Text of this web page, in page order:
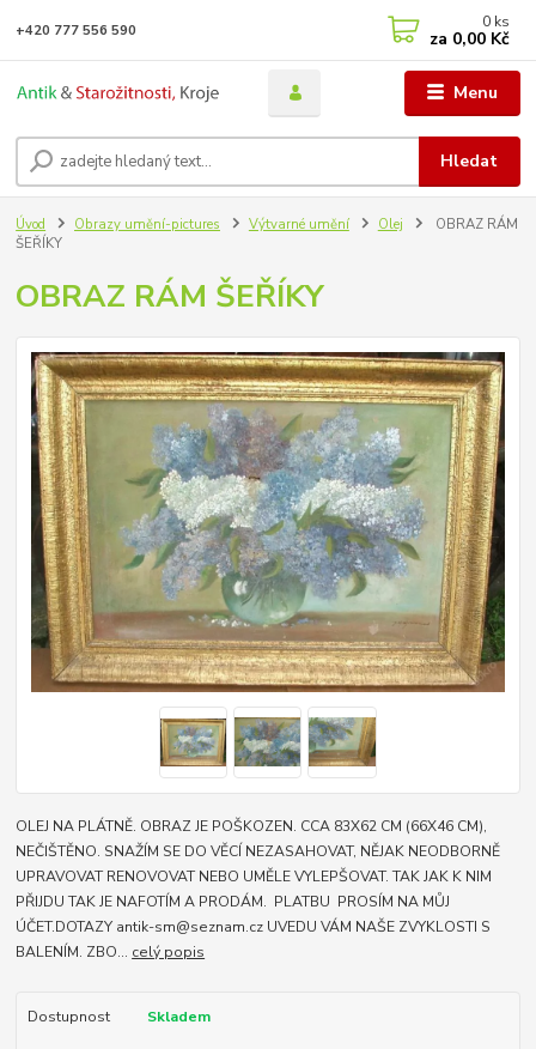
Menu
Hledat
+420 777 556 590 0 ks
za 0,00 Kč
Úvod Obrazy umění-pictures Výtvarné umění Olej
OBRAZ RÁM
ŠEŘÍKY
OBRAZ RÁM ŠEŘÍKY
OLEJ NA PLÁTNĚ. OBRAZ JE POŠKOZEN. CCA 83X62 CM (66X46 CM),
NEČIŠTĚNO. SNAŽÍM SE DO VĚCÍ NEZASAHOVAT, NĚJAK NEODBORNĚ
UPRAVOVAT RENOVOVAT NEBO UMĚLE VYLEPŠOVAT. TAK JAK K NIM
PŘIJDU TAK JE NAFOTÍM A PRODÁM. PLATBU PROSÍM NA MŮJ
ÚČET.DOTAZY antik-sm@seznam.cz UVEDU VÁM NAŠE ZVYKLOSTI S
BALENÍM. ZBO... celý popis
Dostupnost Skladem